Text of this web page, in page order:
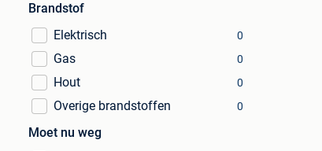
Brandstof
Elektrisch
0
Gas 0
Hout 0
Overige brandstoffen 0
Moet nu weg